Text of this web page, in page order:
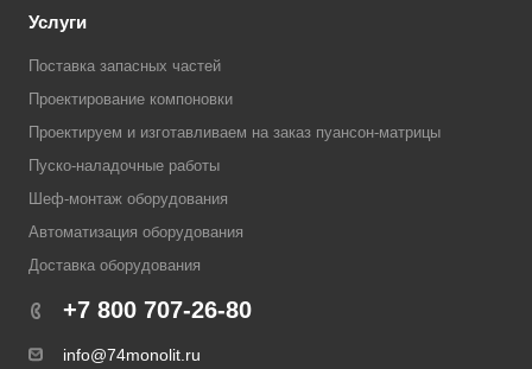
Услуги
Поставка запасных частей
Проектирование компоновки
Проектируем и изготавливаем на заказ пуансон-матрицы
Пуско-наладочные работы
Шеф-монтаж оборудования
Автоматизация оборудования
Доставка оборудования
+7 800 707-26-80
info@74monolit.ru